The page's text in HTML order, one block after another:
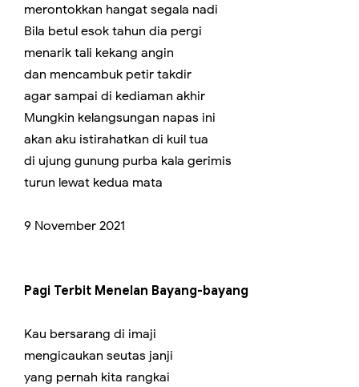
merontokkan hangat segala nadi
Bila betul esok tahun dia pergi
menarik tali kekang angin
dan mencambuk petir takdir
agar sampai di kediaman akhir
Mungkin kelangsungan napas ini
akan aku istirahatkan di kuil tua
di ujung gunung purba kala gerimis
turun lewat kedua mata
9 November 2021
Pagi Terbit Menelan Bayang-bayang
Kau bersarang di imaji
mengicaukan seutas janji
yang pernah kita rangkai